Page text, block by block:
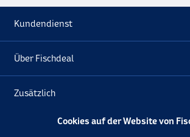
Kundendienst
Über Fischdeal
Zusätzlich
Lagerräumung
Cookies auf der Website von